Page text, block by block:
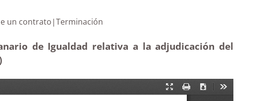
de un contrato|Terminación
de Igualdad relativa a la adjudicación del